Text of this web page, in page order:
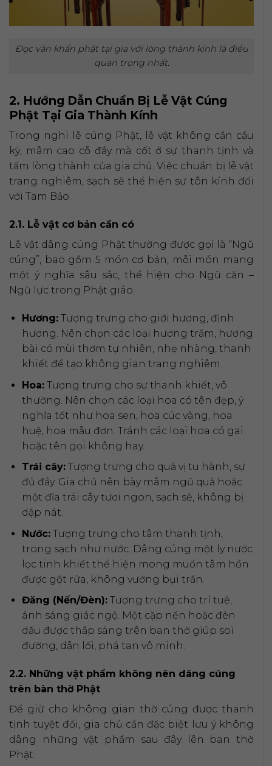
Đọc văn khấn phật tại gia với lòng thành kính là điều
quan trọng nhất.
2. Hướng Dẫn Chuẩn Bị Lễ Vật Cúng
Phật Tại Gia Thành Kính
Trong nghi lễ cúng Phật, lễ vật không cần cầu
kỳ, mâm cao cỗ đầy mà cốt ở sự thanh tịnh và
tấm lòng thành của gia chủ. Việc chuẩn bị lễ vật
trang nghiêm, sạch sẽ thể hiện sự tôn kính đối
với Tam Bảo.
2.1. Lễ vật cơ bản cần có
Lễ vật dâng cúng Phật thường được gọi là “Ngũ
cúng”, bao gồm 5 món cơ bản, mỗi món mang
một ý nghĩa sâu sắc, thể hiện cho Ngũ căn –
Ngũ lực trong Phật giáo.
Hương:Tượng trưng cho giới hương, định
hương. Nên chọn các loại hương trầm, hương
bài có mùi thơm tự nhiên, nhẹ nhàng, thanh
khiết để tạo không gian trang nghiêm.
Hoa:Tượng trưng cho sự thanh khiết, vô
thường. Nên chọn các loại hoa có tên đẹp, ý
nghĩa tốt như hoa sen, hoa cúc vàng, hoa
huệ, hoa mẫu đơn. Tránh các loại hoa có gai
hoặc tên gọi không hay.
Trái cây:Tượng trưng cho quả vị tu hành, sự
đủ đầy. Gia chủ nên bày mâm ngũ quả hoặc
một đĩa trái cây tươi ngon, sạch sẽ, không bị
dập nát.
Nước:Tượng trưng cho tâm thanh tịnh,
trong sạch như nước. Dâng cúng một ly nước
lọc tinh khiết thể hiện mong muốn tâm hồn
được gột rửa, không vướng bụi trần.
Đăng (Nến/Đèn):Tượng trưng cho trí tuệ,
ánh sáng giác ngộ. Một cặp nến hoặc đèn
dầu được thắp sáng trên ban thờ giúp soi
đường, dẫn lối, phá tan vô minh.
2.2. Những vật phẩm không nên dâng cúng
trên bàn thờ Phật
Để giữ cho không gian thờ cúng được thanh
tịnh tuyệt đối, gia chủ cần đặc biệt lưu ý không
dâng những vật phẩm sau đây lên ban thờ
Phật.